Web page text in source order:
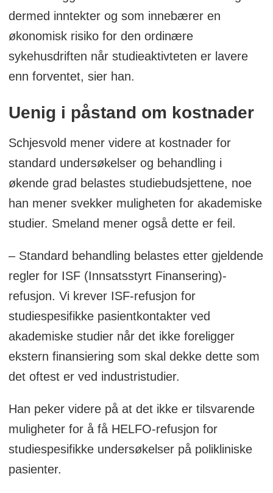
dermed inntekter og som innebærer en
økonomisk risiko for den ordinære
sykehusdriften når studieaktivteten er lavere
enn forventet, sier han.
Uenig i påstand om kostnader
Schjesvold mener videre at kostnader for
standard undersøkelser og behandling i
økende grad belastes studiebudsjettene, noe
han mener svekker muligheten for akademiske
studier. Smeland mener også dette er feil.
– Standard behandling belastes etter gjeldende
regler for ISF (Innsatsstyrt Finansering)-
refusjon. Vi krever ISF-refusjon for
studiespesifikke pasientkontakter ved
akademiske studier når det ikke foreligger
ekstern finansiering som skal dekke dette som
det oftest er ved industristudier.
Han peker videre på at det ikke er tilsvarende
muligheter for å få HELFO-refusjon for
studiespesifikke undersøkelser på polikliniske
pasienter.